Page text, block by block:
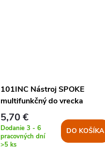
101INC Nástroj SPOKE
multifunkčný do vrecka
5,70 €
Dodanie 3 - 6
pracovných dní
>5 ks
DO KOŠÍKA